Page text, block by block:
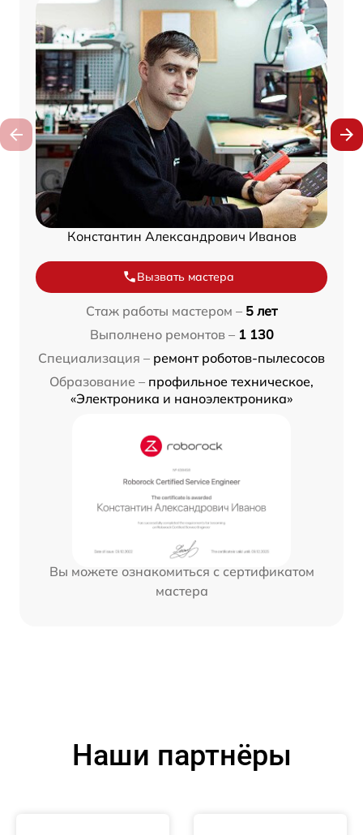
Константин Александрович Иванов
Вызвать мастера
Стаж работы мастером – 5 лет
Выполнено ремонтов – 1 130
Специализация – ремонт роботов-пылесосов
Образование – профильное техническое,
«Электроника и наноэлектроника»
Вы можете ознакомиться с сертификатом
мастера
Наши партнёры